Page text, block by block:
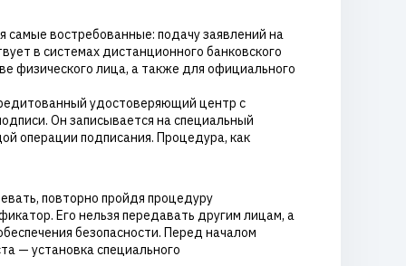
самые востребованные: подачу заявлений на
в системах дистанционного банковского
физического лица, а также для официального
удостоверяющий центр с
Он записывается на специальный
операции подписания. Процедура, как
повторно пройдя процедуру
Его нельзя передавать другим лицам, а
безопасности. Перед началом
— установка специального